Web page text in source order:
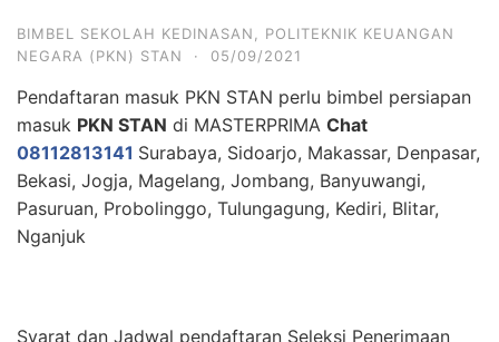
BIMBEL SEKOLAH KEDINASAN
POLITEKNIK KEUANGAN
NEGARA (PKN) STAN
· 05/09/2021
Pendaftaran masuk PKN STAN perlu bimbel persiapan
masuk PKN STAN di MASTERPRIMA Chat
08112813141 Surabaya, Sidoarjo, Makassar, Denpasar,
Bekasi, Jogja, Magelang, Jombang, Banyuwangi,
Pasuruan, Probolinggo, Tulungagung, Kediri, Blitar,
Nganjuk
Syarat dan Jadwal pendaftaran Seleksi Penerimaan